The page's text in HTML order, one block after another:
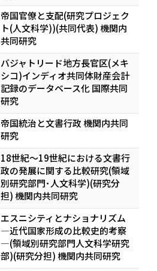
帝国官僚と支配(研究プロジェク
ト(人文科学))(共同代表) 機関内
共同研究
バジャトリード地方長官区(メキ
シコ)インディオ共同体財産会計
記録のデータベース化 国際共同
研究
帝国統治と文書行政 機関内共同
研究
18世紀～19世紀における文書行
政の発展に関する比較研究(領域
別研究部門･人文科学)(研究分
担) 機関内共同研究
エスニシティとナショナリズム
―近代国家形成の比較史的考察
―(領域別研究部門人文科学研究
部)(研究分担) 機関内共同研究